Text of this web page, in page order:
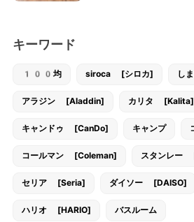
キーワード
100均 siroca [シロカ] し
アラジン [Aladdin] カリタ [Kalita]
キャンドゥ [CanDo] キャンプ
コールマン [Coleman] スタンレー
セリア [Seria] ダイソー [DAISO]
ハリオ [HARIO] バスルーム